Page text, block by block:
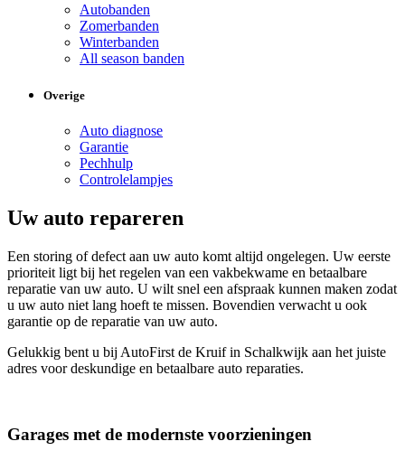
Autobanden
Zomerbanden
Winterbanden
All season banden
Overige
Auto diagnose
Garantie
Pechhulp
Controlelampjes
Uw auto repareren
Een storing of defect aan uw auto komt altijd ongelegen. Uw eerste
prioriteit ligt bij het regelen van een vakbekwame en betaalbare
reparatie van uw auto. U wilt snel een afspraak kunnen maken zodat
u uw auto niet lang hoeft te missen. Bovendien verwacht u ook
garantie op de reparatie van uw auto.
Gelukkig bent u bij AutoFirst de Kruif in Schalkwijk aan het juiste
adres voor deskundige en betaalbare auto reparaties.
Garages met de modernste voorzieningen